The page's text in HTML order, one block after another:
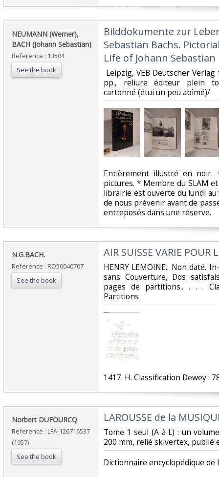
‎NEUMANN (Werner),
BACH (Johann Sebastian)‎
Reference : 13504
See the book
‎Bilddokumente zur
Sebastian Bachs.
Life of Johann Sebastian
Leipzig, VEB Deutscher
pp., reliure éditeur plein
cartonné (étui un peu abîmé)/ ‎
‎Entièrement illustré en
pictures. * Membre du SLAM
librairie est ouverte du lundi
de nous prévenir avant de
entreposés dans une réserve. ‎
‎N.G.BACH.‎
Reference : RO50040767
See the book
‎AIR SUISSE VARIE POUR
‎HENRY LEMOINE.. Non daté.
sans Couverture, Dos
pages de partitions.. . . .
Partitions‎
‎1417. H. Classification Dewey :
‎Norbert DUFOURCQ‎
Reference : LFA-126716537
(1957)
See the book
‎LAROUSSE de la
‎Tome 1 seul (A à L) : un
200 mm, relié skivertex, publié
‎Dictionnaire encyclopédique de